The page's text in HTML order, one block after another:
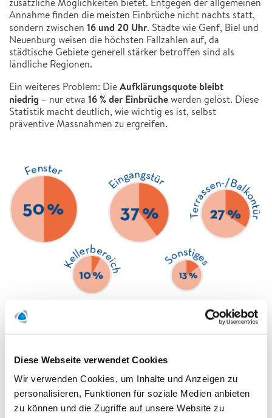
Diese Webseite verwendet Cookies
Wir verwenden Cookies, um Inhalte und Anzeigen zu
personalisieren, Funktionen für soziale Medien anbieten
zu können und die Zugriffe auf unsere Website zu
zusätzliche Möglichkeiten bietet. Entgegen der allgemeinen
Annahme finden die meisten Einbrüche nicht nachts statt,
sondern zwischen 16 und 20 Uhr. Städte wie Genf, Biel und
Neuenburg weisen die höchsten Fallzahlen auf, da
städtische Gebiete generell stärker betroffen sind als
ländliche Regionen.
Ein weiteres Problem: DieAufklärungsquote bleibt
niedrig – nur etwa 16 % der Einbrüchewerden gelöst. Diese
Statistik macht deutlich, wie wichtig es ist, selbst
präventive Massnahmen zu ergreifen.
Rund 90 % der eingebauten Fenster sind schlecht gegen
Einbruch gesichert und lassen sich in weniger als zwei
Minuten aufbrechen.